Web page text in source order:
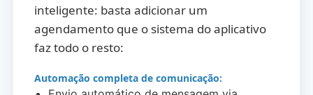
inteligente: basta adicionar um
agendamento que o sistema do aplicativo
faz todo o resto:
Automação completa de comunicação: